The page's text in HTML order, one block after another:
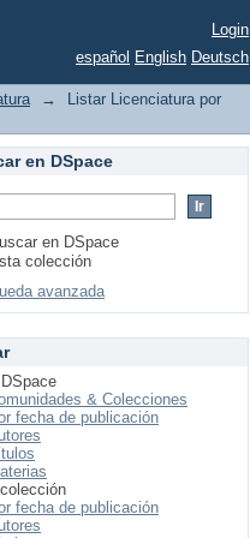
Login
español English Deutsch
→
Listar Licenciatura por
en DSpace
en DSpace
colección
avanzada
& Colecciones
fecha de publicación
fecha de publicación